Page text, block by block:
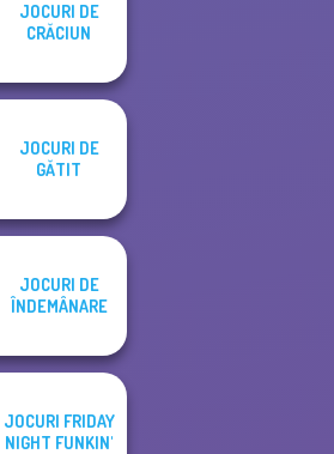
JOCURI DE
CRĂCIUN
JOCURI DE
GĂTIT
JOCURI DE
ÎNDEMÂNARE
JOCURI FRIDAY
NIGHT FUNKIN'